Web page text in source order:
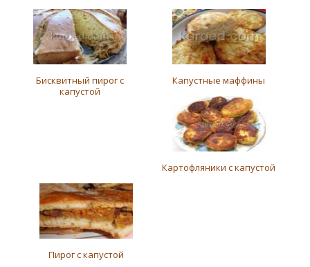
Бисквитный пирог с
капустой
Капустные маффины
Картофляники с капустой
Пирог с капустой